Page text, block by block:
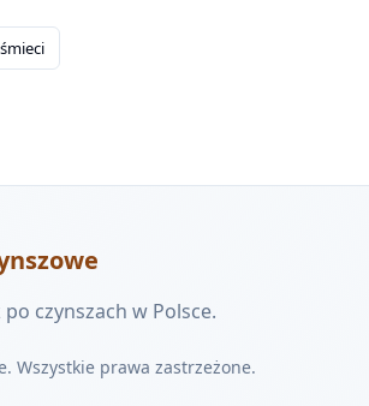
czynszach w Polsce.
Wszystkie prawa zastrzeżone.